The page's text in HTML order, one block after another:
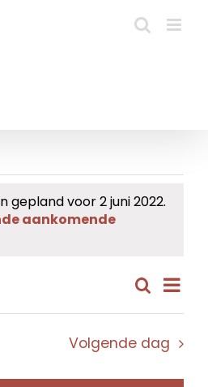
gepland voor 2 juni 2022.
aankomende
en
Zoeken
Dag
Volgende dag